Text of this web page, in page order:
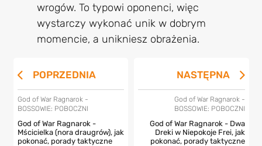
wrogów. To typowi oponenci, więc
wystarczy wykonać unik w dobrym
momencie, a unikniesz obrażenia.
POPRZEDNIA
God of War Ragnarok -
BOSSOWIE: POBOCZNI
God of War Ragnarok -
Mścicielka (nora draugrów), jak
pokonać, porady taktyczne
NASTĘPNA
God of War Ragnarok -
BOSSOWIE: POBOCZNI
God of War Ragnarok - Dwa
Dreki w Niepokoje Frei, jak
pokonać, porady taktyczne